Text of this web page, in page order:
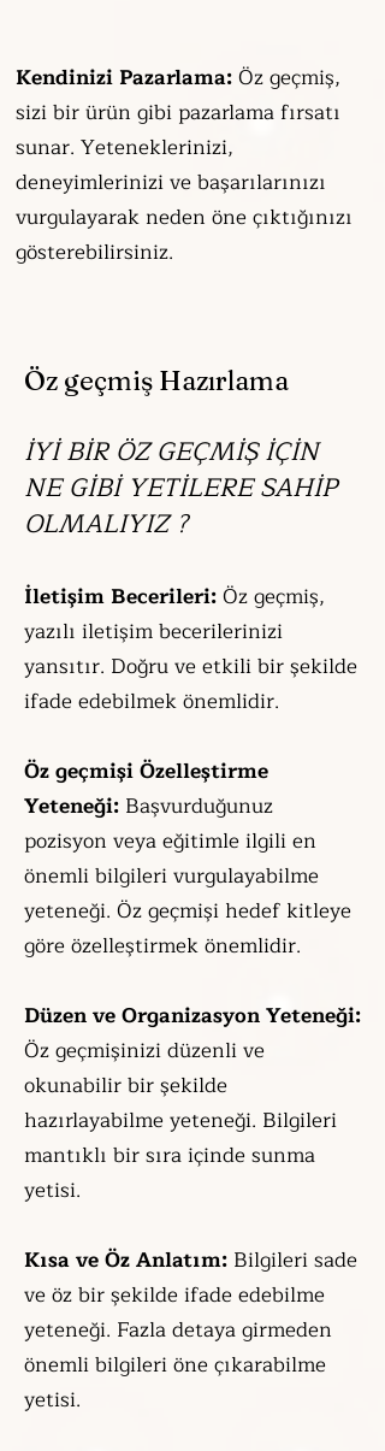
Kendinizi Pazarlama:Öz geçmiş,
sizi bir ürün gibi pazarlama fırsatı
sunar. Yeteneklerinizi,
deneyimlerinizi ve başarılarınızı
vurgulayarak neden öne çıktığınızı
gösterebilirsiniz.
Öz geçmiş Hazırlama
İYİ BİR ÖZ GEÇMİŞ İÇİN
NE GİBİ YETİLERE SAHİP
OLMALIYIZ ?
İletişim Becerileri:Öz geçmiş,
yazılı iletişim becerilerinizi
yansıtır. Doğru ve etkili bir şekilde
ifade edebilmek önemlidir.
Öz geçmişi Özelleştirme
Yeteneği: Başvurduğunuz
pozisyon veya eğitimle ilgili en
önemli bilgileri vurgulayabilme
yeteneği. Öz geçmişi hedef kitleye
göre özelleştirmek önemlidir.
Düzen ve Organizasyon Yeteneği:
Öz geçmişinizi düzenli ve
okunabilir bir şekilde
hazırlayabilme yeteneği. Bilgileri
mantıklı bir sıra içinde sunma
yetisi.
Kısa ve Öz Anlatım: Bilgileri sade
ve öz bir şekilde ifade edebilme
yeteneği. Fazla detaya girmeden
önemli bilgileri öne çıkarabilme
yetisi.